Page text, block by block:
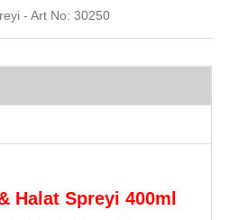
- Art No: 30250
Halat Spreyi 400ml